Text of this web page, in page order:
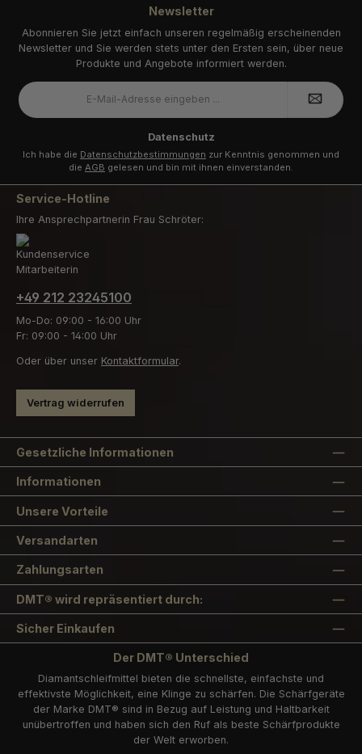
Newsletter
Abonnieren Sie jetzt einfach unseren regelmäßig erscheinenden
Newsletter und Sie werden stets unter den Ersten sein, über neue
Produkte und Angebote informiert werden.
E-
Mail-
Adresse
Datenschutz
Ich habe die Datenschutzbestimmungen zur Kenntnis genommen und
die AGB gelesen und bin mit ihnen einverstanden.
Service-Hotline
Ihre Ansprechpartnerin Frau Schröter:
+49 212 23245100
Mo-Do: 09:00 - 16:00 Uhr
Fr: 09:00 - 14:00 Uhr
Oder über unser Kontaktformular.
Vertrag widerrufen
Gesetzliche Informationen
Informationen
Unsere Vorteile
Versandarten
Zahlungsarten
DMT® wird repräsentiert durch:
Sicher Einkaufen
Der DMT® Unterschied
Diamantschleifmittel bieten die schnellste, einfachste und
effektivste Möglichkeit, eine Klinge zu schärfen. Die Schärfgeräte
der Marke DMT® sind in Bezug auf Leistung und Haltbarkeit
unübertroffen und haben sich den Ruf als beste Schärfprodukte
der Welt erworben.